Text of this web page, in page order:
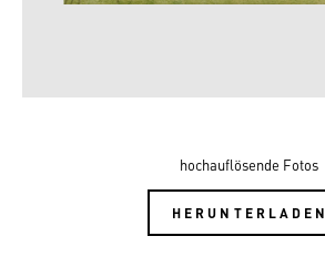
hochauflösende Fotos
HERUNTERLADEN